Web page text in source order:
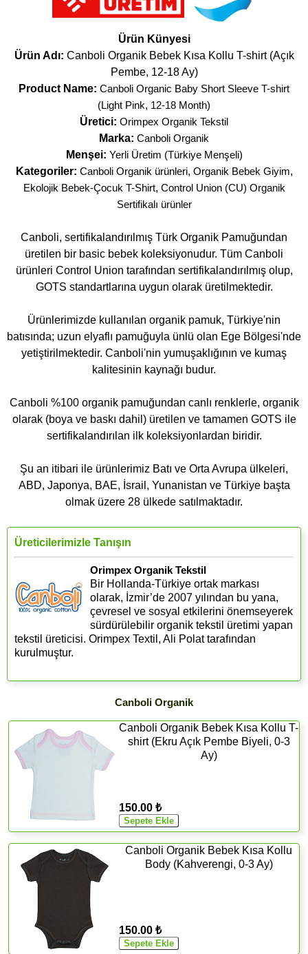
Ürün Künyesi
Ürün Adı: Canboli Organik Bebek Kısa Kollu T-shirt (Açık
Pembe, 12-18 Ay)
Product Name: Canboli Organic Baby Short Sleeve T-shirt
(Light Pink, 12-18 Month)
Üretici: Orimpex Organik Tekstil
Marka: Canboli Organik
Menşei: Yerli Üretim (Türkiye Menşeli)
Kategoriler: Canboli Organik ürünleri, Organik Bebek Giyim,
Ekolojik Bebek-Çocuk T-Shirt, Control Union (CU) Organik
Sertifikalı ürünler
Canboli, sertifikalandırılmış Türk Organik Pamuğundan
üretilen bir basic bebek koleksiyonudur. Tüm Canboli
ürünleri Control Union tarafından sertifikalandırılmış olup,
GOTS standartlarına uygun olarak üretilmektedir.
Ürünlerimizde kullanılan organik pamuk, Türkiye'nin
batısında; uzun elyaflı pamuğuyla ünlü olan Ege Bölgesi'nde
yetiştirilmektedir. Canboli'nin yumuşaklığının ve kumaş
kalitesinin kaynağı budur.
Canboli %100 organik pamuğundan canlı renklerle, organik
olarak (boya ve baskı dahil) üretilen ve tamamen GOTS ile
sertifikalandırılan ilk koleksiyonlardan biridir.
Şu an itibari ile ürünlerimiz Batı ve Orta Avrupa ülkeleri,
ABD, Japonya, BAE, İsrail, Yunanistan ve Türkiye başta
olmak üzere 28 ülkede satılmaktadır.
Üreticilerimizle Tanışın
Orimpex Organik Tekstil
Bir Hollanda-Türkiye ortak markası
olarak, İzmir’de 2007 yılından bu yana,
çevresel ve sosyal etkilerini önemseyerek
sürdürülebilir organik tekstil üretimi yapan
tekstil üreticisi. Orimpex Textil, Ali Polat tarafından
kurulmuştur.
Canboli Organik
Canboli Organik Bebek Kısa Kollu T-
shirt (Ekru Açık Pembe Biyeli, 0-3
Ay)
150.00 ₺
Canboli Organik Bebek Kısa Kollu
Body (Kahverengi, 0-3 Ay)
150.00 ₺